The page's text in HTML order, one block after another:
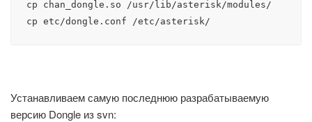
cp chan_dongle.so /usr/lib/asterisk/modules/
Устанавливаем самую последнюю разрабатываемую
версию Dongle из svn: